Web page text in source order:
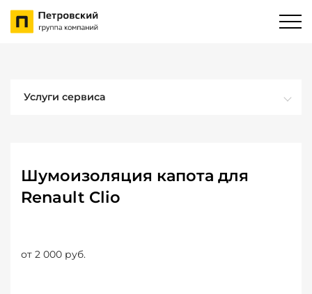
Услуги сервиса
Шумоизоляция капота для
Renault Clio
от 2 000 руб.